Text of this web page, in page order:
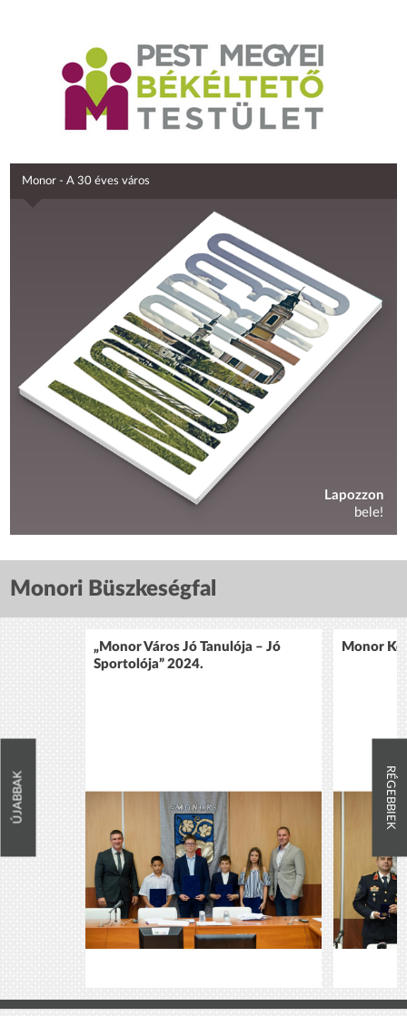
Monor - A 30 éves város
Lapozzon
bele!
Monori Büszkeségfal
ÚJABBAK
„Monor Város Jó Tanulója – Jó
Sportolója” 2024.
Monor
RÉGEBBIEK